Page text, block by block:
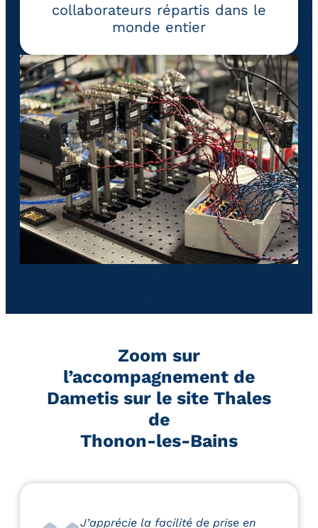
collaborateurs répartis dans le
monde entier
Zoom sur
l’accompagnement de
Dametis sur le site Thales
de
Thonon-les-Bains
J’apprécie la facilité de prise en